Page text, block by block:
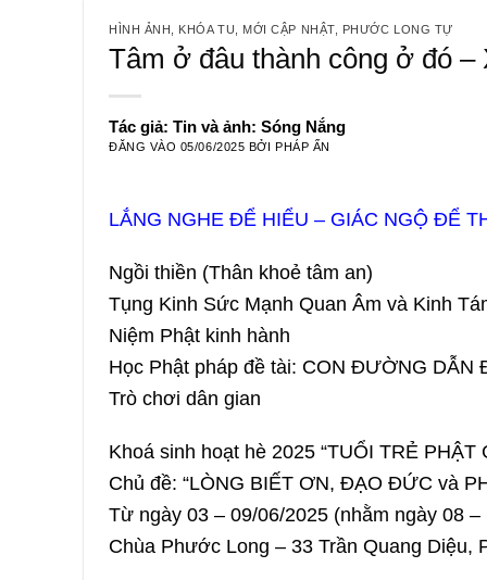
HÌNH ẢNH KHÓA TU MỚI CẬP NHẬT, PHƯỚC LONG TỰ
Tâm ở đâu thành công ở đó
Tác giả: Tin và ảnh: Sóng Nắng
ĐĂNG VÀO 05/06/2025 BỞI PHÁP ẤN
LẮNG NGHE ĐỂ HIỂU – GIÁC NGỘ ĐỂ
Ngồi thiền (Thân khoẻ tâm an)
Tụng Kinh Sức Mạnh Quan Âm và Kinh
Niệm Phật kinh hành
Học Phật pháp đề tài: CON ĐƯỜNG DẪN
Trò chơi dân gian
Khoá sinh hoạt hè 2025 “TUỔI TRẺ
Chủ đề: “LÒNG BIẾT ƠN, ĐẠO ĐỨC và
Từ ngày 03 – 09/06/2025 (nhằm ngày 08
Chùa Phước Long – 33 Trần Quang Diệu,